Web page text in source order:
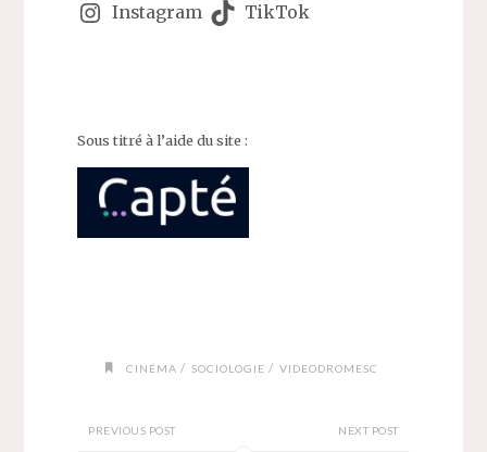
Instagram
TikTok
Sous titré à l’aide du site :
CINÉMA / SOCIOLOGIE / VIDEODROMESC
PREVIOUS POST NEXT POST